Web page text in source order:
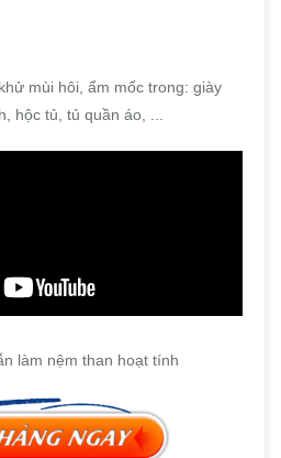
mùi hôi, ẩm mốc trong: giày
hộc tủ, tủ quần áo, ...
làm nệm than hoạt tính